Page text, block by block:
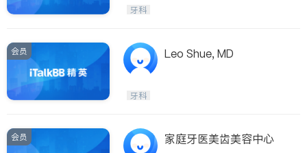
牙科
会员 Leo Shue, MD
牙科
会员 家庭牙医美齿美容中心